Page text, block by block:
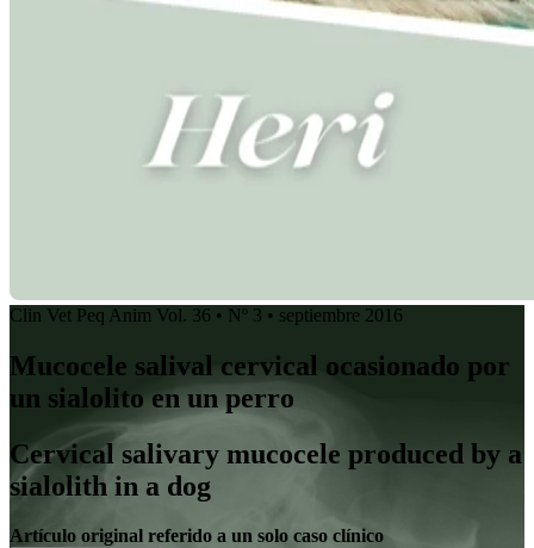
Clin Vet Peq Anim Vol. 36 • Nº 3 • septiembre 2016
Mucocele salival cervical ocasionado por
un sialolito en un perro
Cervical salivary mucocele produced by a
sialolith in a dog
Artículo original referido a un solo caso clínico